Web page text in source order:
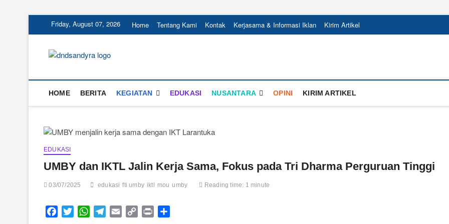
Friday, August 07, 2026 Home Tentang Kami Kontak Kerjasama & Informasi Iklan Kirim Artikel
HOME BERITA KEGIATAN EDUKASI NUSANTARA OPINI KIRIM ARTIKEL
EDUKASI
UMBY dan IKTL Jalin Kerja Sama, Fokus pada Tri Dharma Perguruan Tinggi
03/07/2025 edukasi fti umby iktl mou umby Reading time: 1 minute
W
C